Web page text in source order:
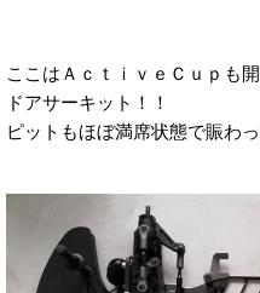
ここはＡｃｔｉｖｅＣｕｐも
ドアサーキット！！
ピットもほぼ満席状態で賑わっ